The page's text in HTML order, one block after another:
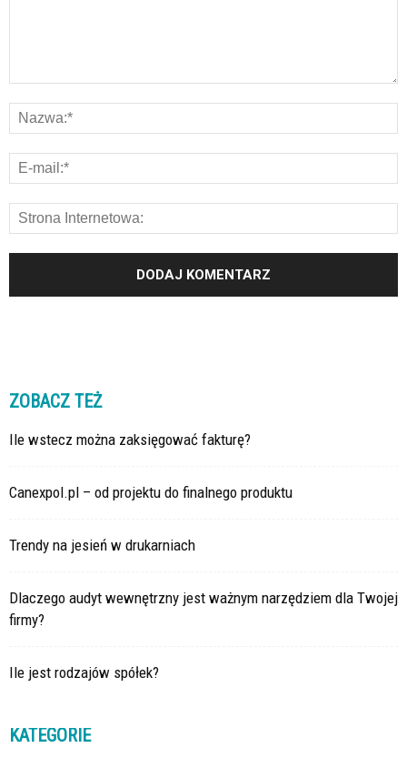
ZOBACZ TEŻ
Ile wstecz można zaksięgować fakturę?
Canexpol.pl – od projektu do finalnego produktu
Trendy na jesień w drukarniach
Dlaczego audyt wewnętrzny jest ważnym narzędziem dla Twojej
firmy?
Ile jest rodzajów spółek?
KATEGORIE